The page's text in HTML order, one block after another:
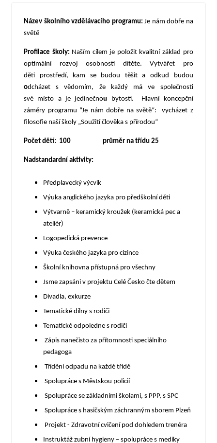
Název školního vzdělávacího programu:Je nám dobře na
světě
Profilace školy: Naším cílem je položit kvalitní základ pro
optimální rozvoj osobnosti dítěte. Vytvářet pro
děti prostředí, kam se budou těšit a odkud budou
odcházet s vědomím, že každý má ve společnosti
své místo a je jedinečnou bytostí. Hlavní koncepční
záměry programu “Je nám dobře na světě“: vycházet z
filosofie naší školy „Soužití člověka s přírodou“
Počet dětí: 100 průměr na třídu 25
Nadstandardní aktivity:
Předplavecký výcvik
Výuka anglického jazyka pro předškolní děti
Výtvarně – keramický kroužek (keramická pec a
ateliér)
Logopedická prevence
Výuka českého jazyka pro cizince
Školní knihovna přístupná pro všechny
Jsme zapsáni v projektu Celé Česko čte dětem
Divadla, exkurze
Tematické dílny s rodiči
Tematické odpoledne s rodiči
Zápis nanečisto za přítomnosti speciálního
pedagoga
Třídění odpadu na každé třídě
Spolupráce s Městskou policií
Spolupráce se základními školami, s PPP, s SPC
Spolupráce s hasičským záchranným sborem Plzeň
Projekt - Zdravotní cvičení pod dohledem trenéra
Instruktáž zubní hygieny – spolupráce s mediky